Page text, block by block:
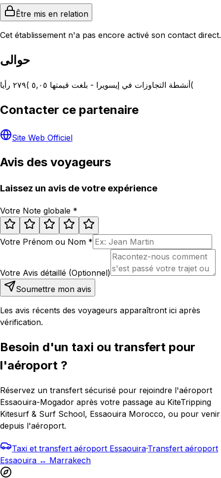
Être mis en relation
Cet établissement n'a pas encore activé son contact direct.
حوالى
أنشطة التجاوزات في إيسويرا - بلغت قيمتها ٥,٠٥ )٢٧٩ رأيا(
Contacter ce partenaire
Site Web Officiel
Avis des voyageurs
Laissez un avis de votre expérience
Votre Note globale *
Votre Prénom ou Nom *
Votre Avis détaillé (Optionnel)
Soumettre mon avis
Les avis récents des voyageurs apparaîtront ici après
vérification.
Besoin d'un taxi ou transfert pour
l'aéroport ?
Réservez un transfert sécurisé pour rejoindre l'aéroport
Essaouira-Mogador après votre passage au KiteTripping
Kitesurf & Surf School, Essaouira Morocco, ou pour venir
depuis l'aéroport.
Taxi et transfert aéroport Essaouira·Transfert aéroport
Essaouira ↔ Marrakech